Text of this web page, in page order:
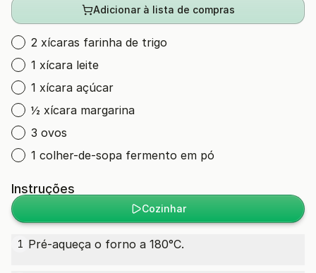
Adicionar à lista de compras
2 xícaras farinha de trigo
1 xícara leite
1 xícara açúcar
½ xícara margarina
3 ovos
1 colher-de-sopa fermento em pó
Instruções
Cozinhar
1 Pré-aqueça o forno a 180°C.